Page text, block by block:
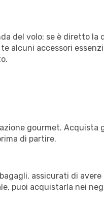
del volo: se è diretto la
alcuni accessori
gourmet. Acquista
di partire.
assicurati di avere
puoi acquistarla nei